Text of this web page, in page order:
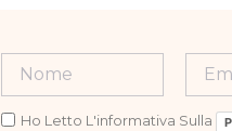
Ho Letto L'informativa Sulla